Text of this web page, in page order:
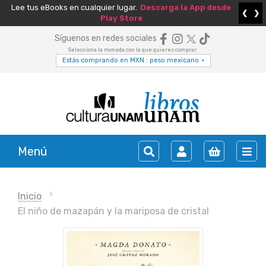
Lee tus eBooks en cualquier lugar. Descarga la App desde
Play Store
❮ ❯
Síguenos en redes sociales
Selecciona la moneda con la que quieres comprar:
Estás comprando en MXN : peso mexicano ▾
Menú
Inicio
El niño de mazapán y la mariposa de cristal